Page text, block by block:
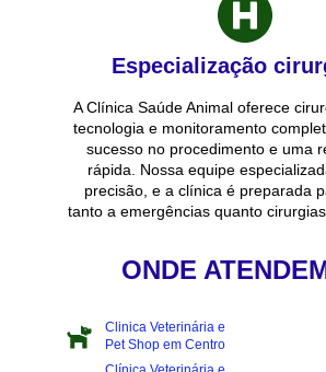
Especialização
A Clínica Saúde Animal oferece
tecnologia e monitoramento
sucesso no procedimento e uma
rápida. Nossa equipe
precisão, e a clínica é preparada
tanto a emergências quanto
ONDE
Clinica Veterinária e
Pet Shop em Centro